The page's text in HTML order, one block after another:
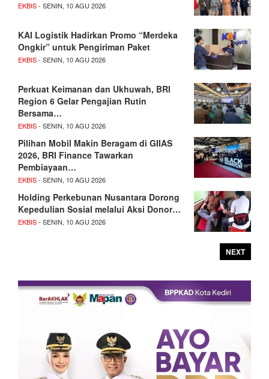
EKBIS- SENIN, 10 AGU 2026
KAI Logistik Hadirkan Promo “Merdeka
Ongkir” untuk Pengiriman Paket
EKBIS- SENIN, 10 AGU 2026
Perkuat Keimanan dan Ukhuwah, BRI
Region 6 Gelar Pengajian Rutin
Bersama…
EKBIS- SENIN, 10 AGU 2026
Pilihan Mobil Makin Beragam di GIIAS
2026, BRI Finance Tawarkan
Pembiayaan…
EKBIS- SENIN, 10 AGU 2026
Holding Perkebunan Nusantara Dorong
Kepedulian Sosial melalui Aksi Donor…
EKBIS- SENIN, 10 AGU 2026
NEXT